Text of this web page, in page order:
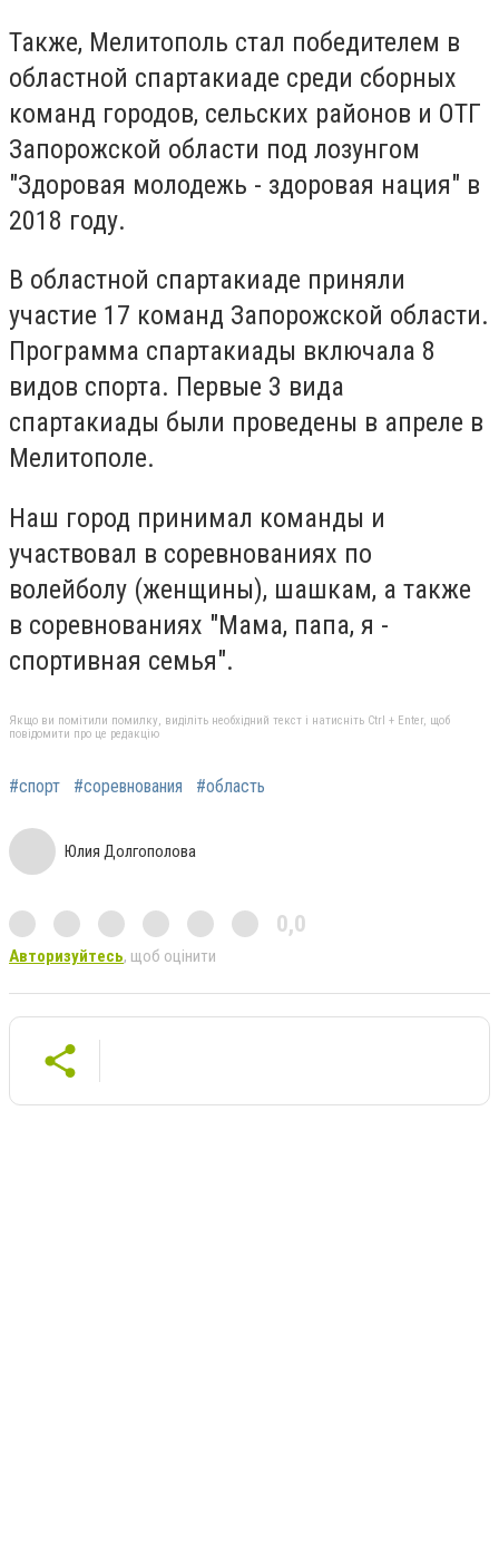
Также, Мелитополь стал победителем в
областной спартакиаде среди сборных
команд городов, сельских районов и ОТГ
Запорожской области под лозунгом
"Здоровая молодежь - здоровая нация" в
2018 году.
В областной спартакиаде приняли
участие 17 команд Запорожской области.
Программа спартакиады включала 8
видов спорта. Первые 3 вида
спартакиады были проведены в апреле в
Мелитополе.
Наш город принимал команды и
участвовал в соревнованиях по
волейболу (женщины), шашкам, а также
в соревнованиях "Мама, папа, я -
спортивная семья".
Якщо ви помітили помилку, виділіть необхідний текст і натисніть Ctrl + Enter, щоб
повідомити про це редакцію
#спорт #соревнования #область
Юлия Долгополова
0,0
Авторизуйтесь, щоб оцінити